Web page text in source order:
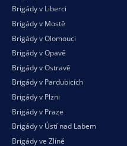
Brigády v Liberci
Brigády v Mostě
Brigády v Olomouci
Brigády v Opavě
Brigády v Ostravě
Brigády v Pardubicích
Brigády v Plzni
Brigády v Praze
Brigády v Ústí nad Labem
Brigády ve Zlíně